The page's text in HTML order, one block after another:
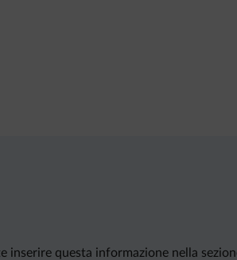
questa informazione nella